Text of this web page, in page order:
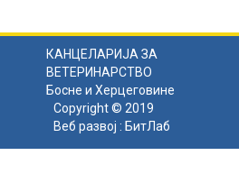
КАНЦЕЛАРИЈА ЗА
ВЕТЕРИНАРСТВО
Босне и Херцеговине
Copyright © 2019
Веб развој : БитЛаб